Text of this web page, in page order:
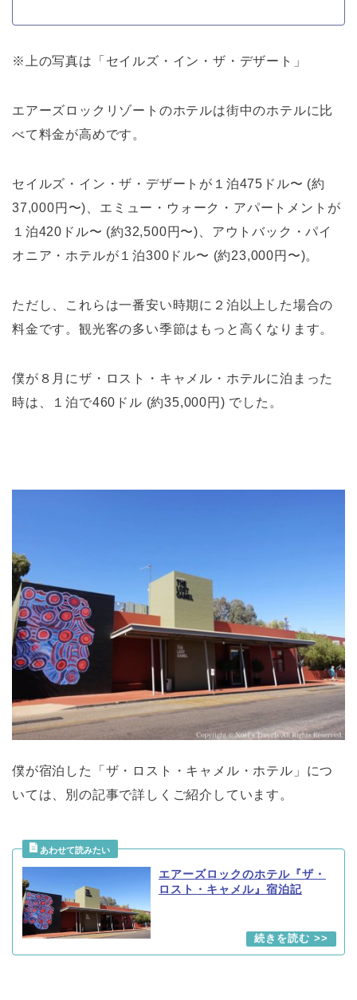
※上の写真は「セイルズ・イン・ザ・デザート」
エアーズロックリゾートのホテルは街中のホテルに比
べて料金が高めです。
セイルズ・イン・ザ・デザートが１泊475ドル〜 (約
37,000円〜)、エミュー・ウォーク・アパートメントが
１泊420ドル〜 (約32,500円〜)、アウトバック・パイ
オニア・ホテルが１泊300ドル〜 (約23,000円〜)。
ただし、これらは一番安い時期に２泊以上した場合の
料金です。観光客の多い季節はもっと高くなります。
僕が８月にザ・ロスト・キャメル・ホテルに泊まった
時は、１泊で460ドル (約35,000円) でした。
僕が宿泊した「ザ・ロスト・キャメル・ホテル」につ
いては、別の記事で詳しくご紹介しています。
エアーズロックのホテル『ザ・
ロスト・キャメル』宿泊記